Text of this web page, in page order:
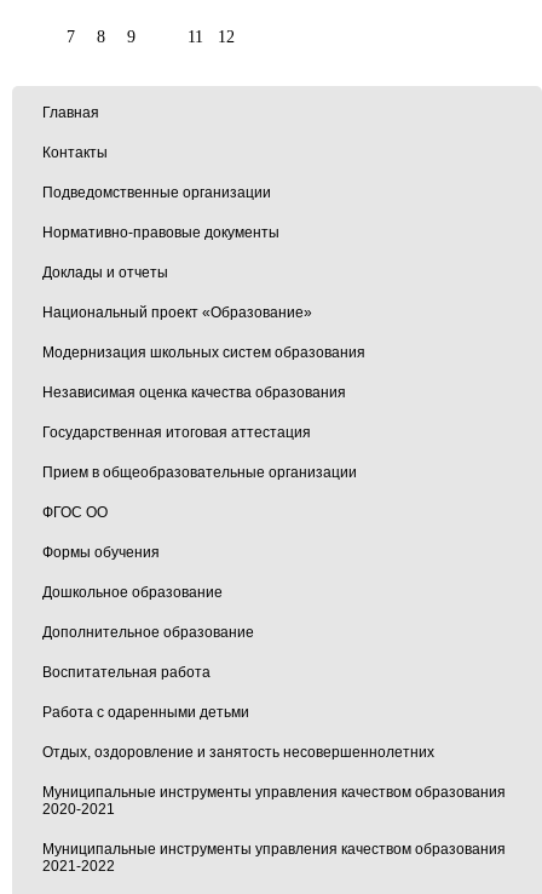
7 8 9 11 12
Главная
Контакты
Подведомственные организации
Нормативно-правовые документы
Доклады и отчеты
Национальный проект «Образование»
Модернизация школьных систем образования
Независимая оценка качества образования
Государственная итоговая аттестация
Прием в общеобразовательные организации
ФГОС ОО
Формы обучения
Дошкольное образование
Дополнительное образование
Воспитательная работа
Работа с одаренными детьми
Отдых, оздоровление и занятость несовершеннолетних
Муниципальные инструменты управления качеством образования
2020-2021
Муниципальные инструменты управления качеством образования
2021-2022